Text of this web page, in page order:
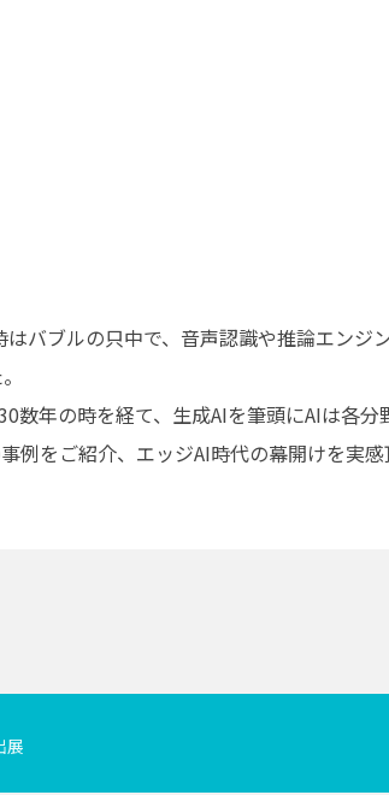
バブルの只中で、音声認識や推論エンジ
年の時を経て、生成AIを筆頭にAIは各分
をご紹介、エッジAI時代の幕開けを実感
展